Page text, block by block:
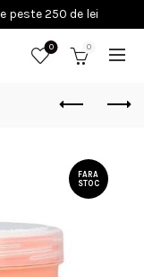
0 0
FARA
STOC